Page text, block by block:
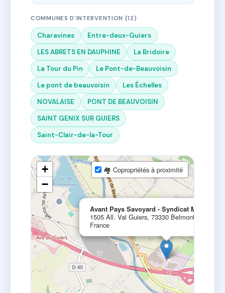
COMMUNES D'INTERVENTION (12)
Charavines
Entre-deux-Guiers
LES ABRETS EN DAUPHINE
La Bridoire
La Tour du Pin
Le Pont-de-Beauvoisin
Le pont de beauvoisin
Les Échelles
NOVALAISE
PONT DE BEAUVOISIN
SAINT GENIX SUR GUIERS
Saint-Clair-de-la-Tour
Avant Pays Savoyard - Syndicat Mixte
1505 All. Val Guiers, 73330 Belmont-Tramonet,
France
+
−
🏘 Copropriétés à proximité